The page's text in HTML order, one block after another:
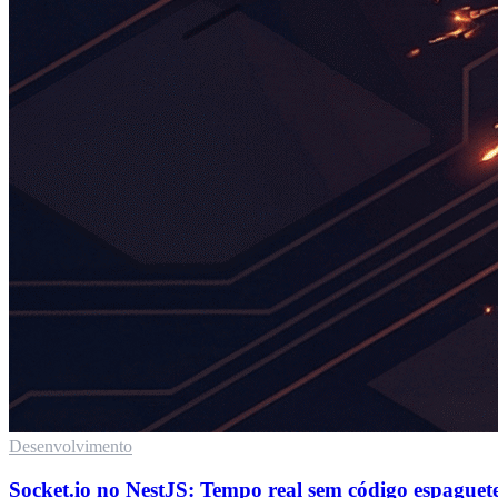
Desenvolvimento
Socket.io no NestJS: Tempo real sem código